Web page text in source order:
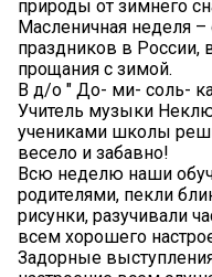
природы от зимнего
️Масленичная неделя
праздников в России,
прощания с зимой.
В д/о " До- ми- соль-
Учитель музыки
учениками школы
весело и забавно!
️Всю неделю наши
родителями, пекли
рисунки, разучивали
всем хорошего
Задорные